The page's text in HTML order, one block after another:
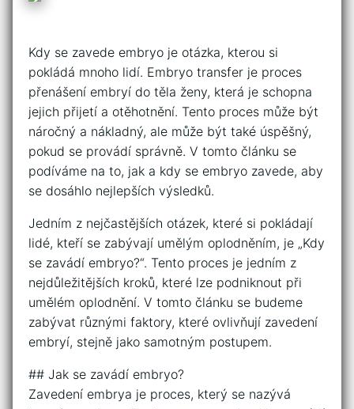
Kdy se zavede embryo je otázka, kterou si
pokládá mnoho lidí. Embryo transfer je proces
přenášení embryí do těla ženy, která je schopna
jejich přijetí a otěhotnění. Tento proces může být
náročný a nákladný, ale může být také úspěšný,
pokud se provádí správně. V tomto článku se
podíváme na to, jak a kdy se embryo zavede, aby
se dosáhlo nejlepších výsledků.
Jedním z nejčastějších otázek, které si pokládají
lidé, kteří se zabývají umělým oplodněním, je „Kdy
se zavádí embryo?“. Tento proces je jedním z
nejdůležitějších kroků, které lze podniknout při
umělém oplodnění. V tomto článku se budeme
zabývat různými faktory, které ovlivňují zavedení
embryí, stejně jako samotným postupem.
## Jak se zavádí embryo?
Zavedení embrya je proces, který se nazývá